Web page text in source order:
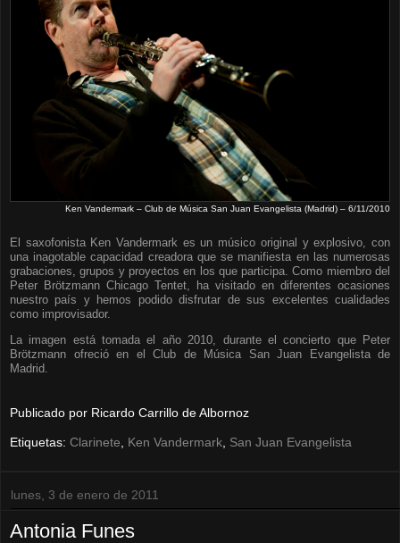
Ken Vandermark – Club de Música San Juan Evangelista (Madrid) – 6/11/2010
El saxofonista Ken Vandermark es un músico original y explosivo, con
una inagotable capacidad creadora que se manifiesta en las numerosas
grabaciones, grupos y proyectos en los que participa. Como miembro del
Peter Brötzmann Chicago Tentet, ha visitado en diferentes ocasiones
nuestro país y hemos podido disfrutar de sus excelentes cualidades
como improvisador.
La imagen está tomada el año 2010, durante el concierto que Peter
Brötzmann ofreció en el Club de Música San Juan Evangelista de
Madrid.
Publicado por Ricardo Carrillo de Albornoz
Etiquetas: Clarinete Ken Vandermark San Juan Evangelista
lunes, 3 de enero de 2011
Antonia Funes